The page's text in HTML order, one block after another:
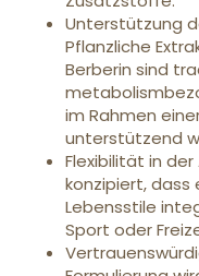
Unterstützung
Pflanzliche
Berberin sind
im Rahmen
unterstützend
Flexibilität in
konzipiert, dass
Lebensstile
Sport oder